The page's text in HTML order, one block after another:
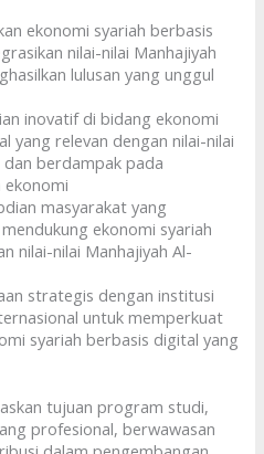
ekonomi syariah berbasis
nilai-nilai Manhajiyah
lulusan yang unggul
inovatif di bidang ekonomi
yang relevan dengan nilai-nilai
dan berdampak pada
ekonomi
masyarakat yang
ekonomi syariah
nilai-nilai Manhajiyah Al-
strategis dengan institusi
untuk memperkuat
syariah berbasis digital yang
tujuan program studi,
profesional, berwawasan